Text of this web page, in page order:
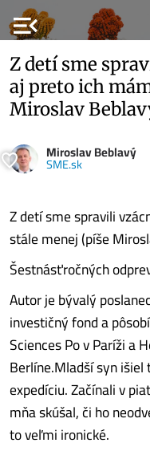
menu_open
Z detí sme
aj preto ich
Miroslav
Miroslav Beblavý
SME.sk
Z detí sme spravili
stále menej (píše
Šestnásťročných
Autor je bývalý
investičný fond a
Sciences Po v Paríži a
Berlíne.Mladší syn
expedíciu. Začínali v
mňa skúšal, či ho
to veľmi ironické.